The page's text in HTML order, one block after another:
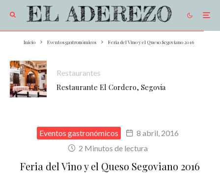
Inicio Eventos gastronómicos Feria del Vino y el Queso Segoviano 2016
Restaurantes
Restaurante El Cordero, Segovia
Eventos gastronómicos
8 abril, 2016
2 Minutos de lectura
Feria del Vino y el Queso Segoviano 2016